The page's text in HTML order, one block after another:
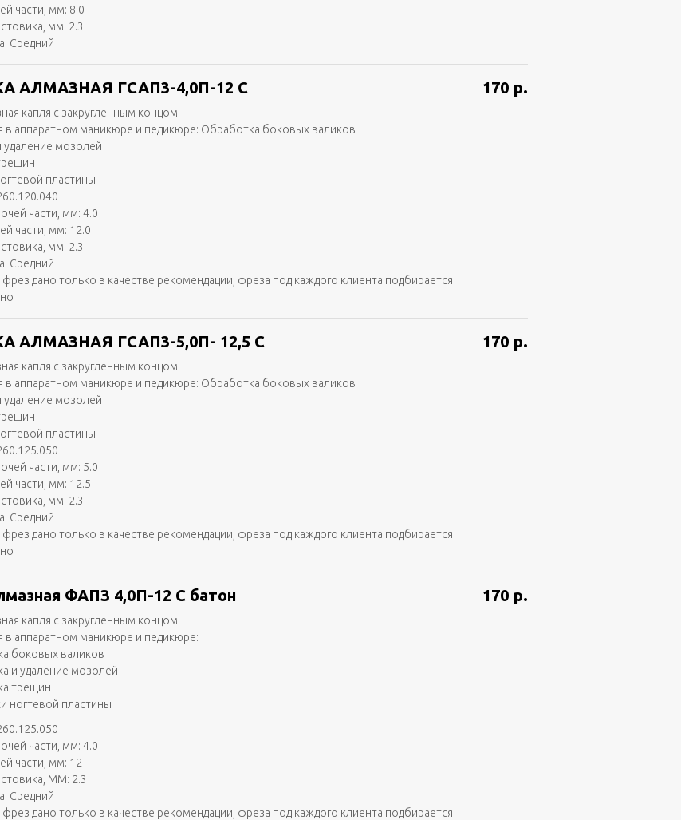
части, мм: 8.0
мм: 2.3
Средний
АЛМАЗНАЯ ГСАП3-4,0П-12 С
капля с закругленным концом
в аппаратном маникюре и педикюре: Обработка боковых валиков
удаление мозолей
пластины
части, мм: 4.0
части, мм: 12.0
мм: 2.3
Средний
дано только в качестве рекомендации, фреза под каждого клиента подбирается
170 р.
АЛМАЗНАЯ ГСАП3-5,0П- 12,5 С
капля с закругленным концом
в аппаратном маникюре и педикюре: Обработка боковых валиков
удаление мозолей
пластины
части, мм: 5.0
части, мм: 12.5
мм: 2.3
Средний
дано только в качестве рекомендации, фреза под каждого клиента подбирается
170 р.
ФАПЗ 4,0П-12 С батон
капля с закругленным концом
в аппаратном маникюре и педикюре:
боковых валиков
и удаление мозолей
трещин
ногтевой пластины
части, мм: 4.0
части, мм: 12
ММ: 2.3
Средний
дано только в качестве рекомендации, фреза под каждого клиента подбирается
170 р.